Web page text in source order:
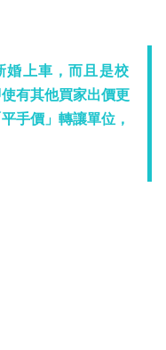
婚上車，而且是校
有其他買家出價更
手價」轉讓單位，